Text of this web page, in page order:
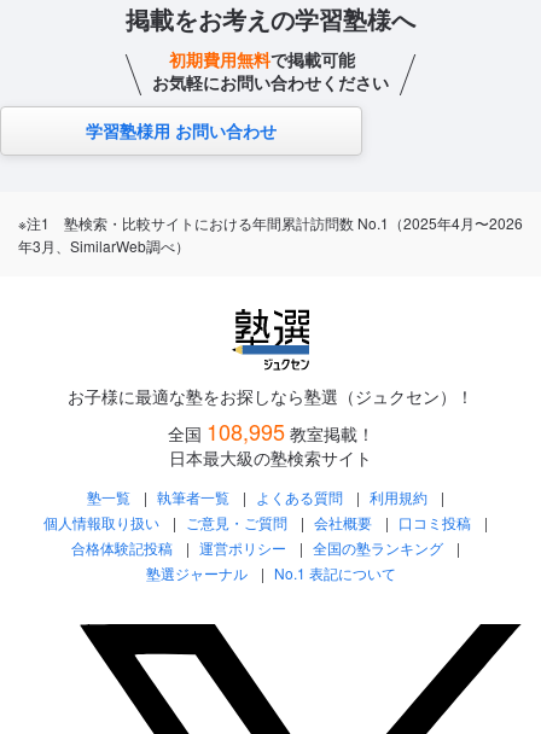
掲載をお考えの学習塾様へ
初期費用無料で掲載可能
お気軽にお問い合わせください
学習塾様用 お問い合わせ
※注1 塾検索・比較サイトにおける年間累計訪問数 No.1（2025年4月〜2026
年3月、SimilarWeb調べ）
お子様に最適な塾をお探しなら塾選（ジュクセン）！
全国 108,995 教室掲載！
日本最大級の塾検索サイト
塾一覧 執筆者一覧 よくある質問
利用規約
個人情報取り扱い
ご意見・ご質問 会社概要
口コミ投稿
合格体験記投稿
運営ポリシー
全国の塾ランキング
塾選ジャーナル
No.1 表記について